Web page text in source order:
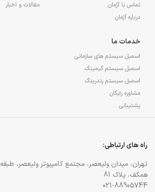
تماس با آژمان
درباره آژمان
مقالات و اخبار
خدمات ما
اسمبل سیستم های سازمانی
اسمبل سیستم گیمینگ
اسمبل سیستم رندرینگ
مشاوره رایگان
پشتیبانی
راه های ارتباطی:
تهران، میدان ولیعصر، مجتمع کامپیوتر ولیعصر، طبقه
همکف، پلاک 81
021-88905744